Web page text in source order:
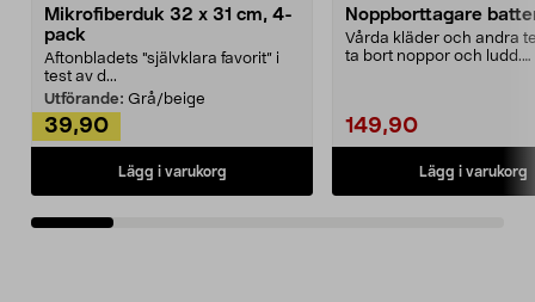
Mikrofiberduk 32 x 31 cm, 4-
pack
Aftonbladets "självklara favorit” i
test av d...
Utförande: Grå/beige
39,90
Lägg i varukorg
Noppborttagare
Vårda kläder och andra
ta bort noppor och ludd.
149,90
Lägg i varukorg